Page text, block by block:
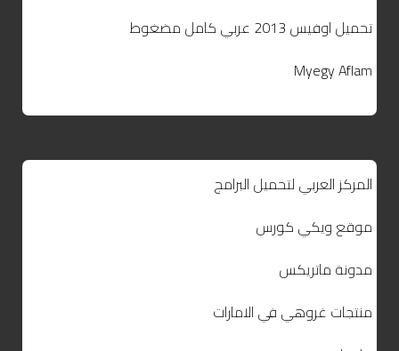
تحميل اوفيس 2013 عربي كامل مضغوط
Myegy Aflam
المركز العربي لتحميل البرامج
موقع ويكي كورس
مدونة ماتريكس
منتجات غروهي في الامارات